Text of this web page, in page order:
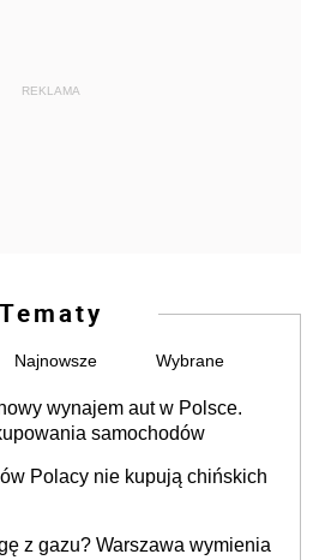
REKLAMA
Tematy
Najnowsze Wybrane
wynajem aut w Polsce.
samochodów
Polacy nie kupują chińskich
z gazu? Warszawa wymienia